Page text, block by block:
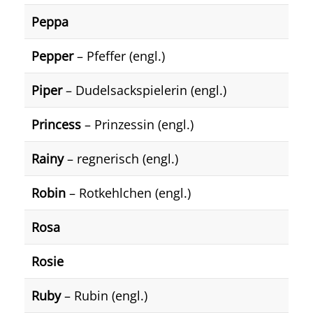
Peppa
Pepper– Pfeffer (engl.)
Piper– Dudelsackspielerin (engl.)
Princess – Prinzessin (engl.)
Rainy– regnerisch (engl.)
Robin – Rotkehlchen (engl.)
Rosa
Rosie
Ruby– Rubin (engl.)